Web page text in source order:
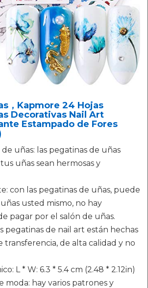
，Kapmore 24 Hojas
Decorativas Nail Art
Estampado de Fores
uñas: las pegatinas de uñas
uñas sean hermosas y
con las pegatinas de uñas, puede
usted mismo, no hay
pagar por el salón de uñas.
pegatinas de nail art están hechas
transferencia, de alta calidad y no
L * W: 6.3 * 5.4 cm (2.48 * 2.12in)
moda: hay varios patrones y